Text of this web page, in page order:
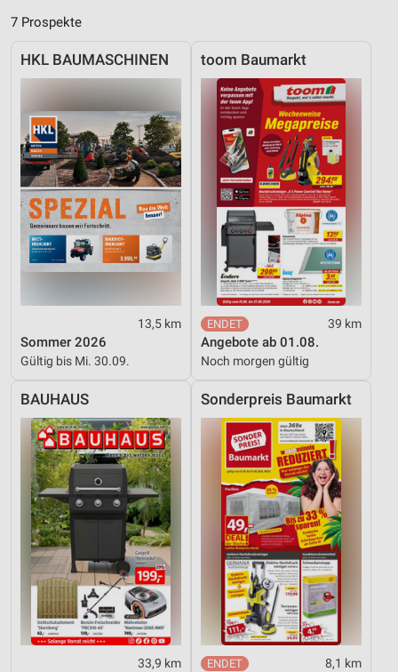
7 Prospekte
HKL BAUMASCHINEN
13,5 km
Sommer 2026
Gültig bis Mi. 30.09.
toom Baumarkt
39 km
Angebote ab 01.08.
Noch morgen gültig
BAUHAUS
33,9 km
Sonderpreis Baumarkt
8,1 km
Analyse von Zielgruppen durch Statistiken oder
Quellen
Entwicklung und Verbesserung der Angebote
Verwendung reduzierter Daten zur Auswahl von
Inhalten
IAB-Besonderheiten:
Verwendung genauer Standortdaten
Geräte anhand von aktiv angeforderten
Informationen identifizieren
Notwendig
Performance
Werbung